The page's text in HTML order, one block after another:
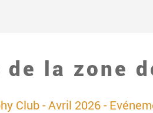
de la zone
Club - Avril 2026 -